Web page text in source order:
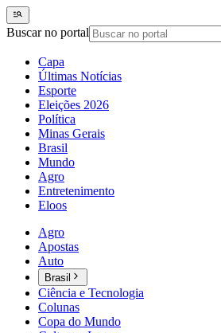
Buscar no portal
Capa
Últimas Notícias
Esporte
Eleições 2026
Política
Minas Gerais
Brasil
Mundo
Agro
Entretenimento
Eloos
Agro
Apostas
Auto
Brasil
Ciência e Tecnologia
Colunas
Copa do Mundo